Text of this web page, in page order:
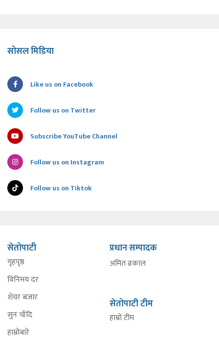
सोसल मिडिया
Like us on Facebook
Follow us on Twitter
Subscribe YouTube Channel
Follow us on Instagram
Follow us on Tiktok
सेतोपाटी
गृहपृष्ठ
विनिमय दर
शेयर बजार
सुन चाँदि
हाम्रोबारे
प्रधान सम्पादक
अमित ढकाल
सेतोपाटी टीम
हाम्रो टीम